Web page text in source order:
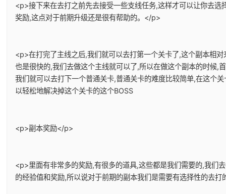
<p>接下来在去打之前先去接受一些支线任务,这样才可以让你去选
奖励,这点对于前期升级还是很有帮助的。</p>
<p>在打完了主线之后,我们就可以去打第一个关卡了,这个副本相
也是很快的,我们去做这个主线就可以了,所以在做这个副本的时候,
我们就可以去打下一个普通关卡,普通关卡的难度比较简单,在这个
以轻松地解决掉这个关卡的这个BOSS
<p>副本奖励</p>
<p>里面有非常多的奖励,有很多的道具,这些都是我们需要的,我们
的经验值和奖励,所以说对于前期的副本我们是需要有选择性的去打